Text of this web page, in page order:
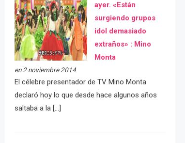
ayer. «Están
surgiendo grupos
idol demasiado
extraños» : Mino
Monta
en 2 noviembre 2014
El célebre presentador de TV Mino Monta
declaró hoy lo que desde hace algunos años
saltaba a la […]